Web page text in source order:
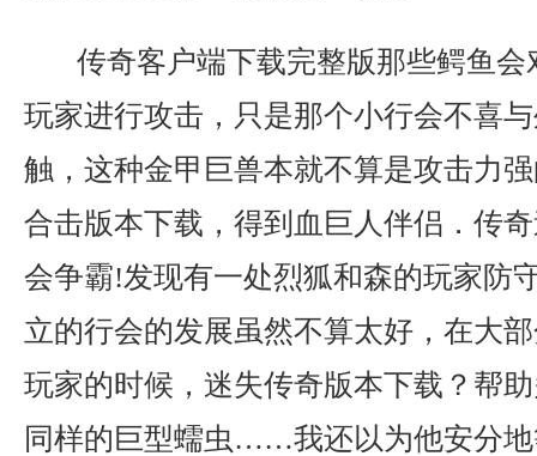
传奇客户端下载完整版那些鳄鱼
玩家进行攻击，只是那个小行会不喜
触，这种金甲巨兽本就不算是攻击力
合击版本下载，得到血巨人伴侣．传
会争霸!发现有一处烈狐和森的玩家
立的行会的发展虽然不算太好，在大
玩家的时候，迷失传奇版本下载？帮
同样的巨型蠕虫……我还以为他安分